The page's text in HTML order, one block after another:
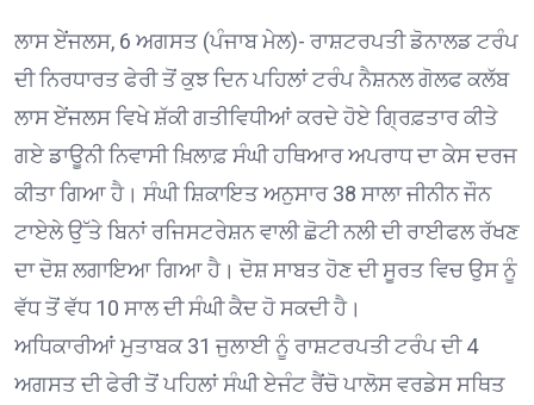
ਲਾਸ ਏਂਜਲਸ, 6 ਅਗਸਤ (ਪੰਜਾਬ ਮੇਲ)- ਰਾਸ਼ਟਰਪਤੀ ਡੋਨਾਲਡ ਟਰੰਪ
ਦੀ ਨਿਰਧਾਰਤ ਫੇਰੀ ਤੋਂ ਕੁਝ ਦਿਨ ਪਹਿਲਾਂ ਟਰੰਪ ਨੈਸ਼ਨਲ ਗੋਲਫ ਕਲੱਬ
ਲਾਸ ਏਂਜਲਸ ਵਿਖੇ ਸ਼ੱਕੀ ਗਤੀਵਿਧੀਆਂ ਕਰਦੇ ਹੋਏ ਗ੍ਰਿਫ਼ਤਾਰ ਕੀਤੇ
ਗਏ ਡਾਊਨੀ ਨਿਵਾਸੀ ਖ਼ਿਲਾਫ਼ ਸੰਘੀ ਹਥਿਆਰ ਅਪਰਾਧ ਦਾ ਕੇਸ ਦਰਜ
ਕੀਤਾ ਗਿਆ ਹੈ। ਸੰਘੀ ਸ਼ਿਕਾਇਤ ਅਨੁਸਾਰ 38 ਸਾਲਾ ਜੀਨੀਨ ਜੌਨ
ਟਾਏਲੇ ਉੱਤੇ ਬਿਨਾਂ ਰਜਿਸਟਰੇਸ਼ਨ ਵਾਲੀ ਛੋਟੀ ਨਲੀ ਦੀ ਰਾਈਫਲ ਰੱਖਣ
ਦਾ ਦੋਸ਼ ਲਗਾਇਆ ਗਿਆ ਹੈ। ਦੋਸ਼ ਸਾਬਤ ਹੋਣ ਦੀ ਸੂਰਤ ਵਿਚ ਉਸ ਨੂੰ
ਵੱਧ ਤੋਂ ਵੱਧ 10 ਸਾਲ ਦੀ ਸੰਘੀ ਕੈਦ ਹੋ ਸਕਦੀ ਹੈ।
ਅਧਿਕਾਰੀਆਂ ਮੁਤਾਬਕ 31 ਜੁਲਾਈ ਨੂੰ ਰਾਸ਼ਟਰਪਤੀ ਟਰੰਪ ਦੀ 4
ਅਗਸਤ ਦੀ ਫੇਰੀ ਤੋਂ ਪਹਿਲਾਂ ਸੰਘੀ ਏਜੰਟ ਰੈਂਚੋ ਪਾਲੋਸ ਵਰਡੇਸ ਸਥਿਤ